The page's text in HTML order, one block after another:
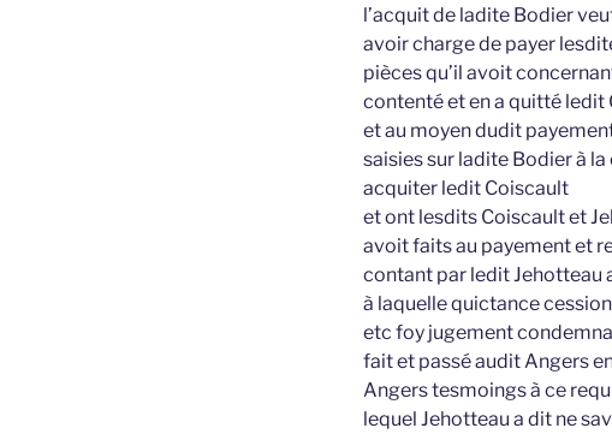
l’acquit de ladite Bodier
avoir charge de payer
pièces qu’il avoit
contenté et en a quitté ledit
et au moyen dudit
saisies sur ladite Bodier à
acquiter ledit Coiscault
et ont lesdits Coiscault et
avoit faits au payement et
contant par ledit Jehotteau
à laquelle quictance
etc foy jugement
fait et passé audit Angers
Angers tesmoings à ce
lequel Jehotteau a dit ne